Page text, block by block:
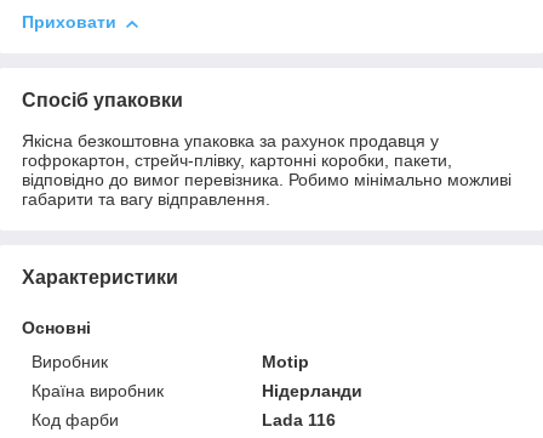
Приховати
Спосіб упаковки
Якісна безкоштовна упаковка за рахунок продавця у
гофрокартон, стрейч-плівку, картонні коробки, пакети,
відповідно до вимог перевізника. Робимо мінімально можливі
габарити та вагу відправлення.
Характеристики
Основні
Виробник
Motip
Країна виробник
Нідерланди
Код фарби
Lada 116